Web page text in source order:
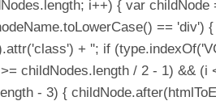
i++) { var
==
+ ''; if
childNodes.length / 2 - 1) && (i
- 3) {